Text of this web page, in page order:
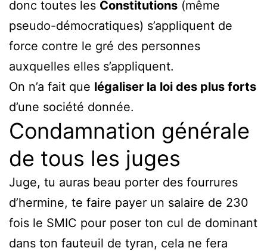
donc toutes les Constitutions (même
pseudo-démocratiques) s’appliquent de
force contre le gré des personnes
auxquelles elles s’appliquent.
On n’a fait que légaliser la loi des plus forts
d’une société donnée.
Condamnation générale
de tous les juges
Juge, tu auras beau porter des fourrures
d’hermine, te faire payer un salaire de 230
fois le SMIC pour poser ton cul de dominant
dans ton fauteuil de tyran, cela ne fera